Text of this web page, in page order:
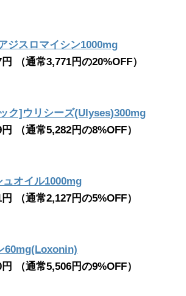
ジスロマイシン1000mg
（通常3,771円の20%OFF）
ク]ウリシーズ(Ulyses)300mg
（通常5,282円の8%OFF）
オイル1000mg
（通常2,127円の5%OFF）
60mg(Loxonin)
（通常5,506円の9%OFF）